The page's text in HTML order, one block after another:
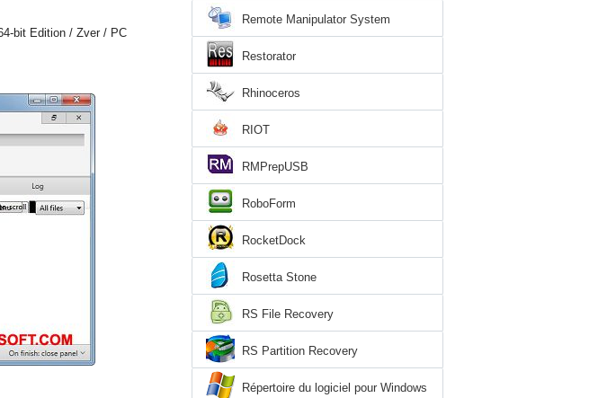
bit Edition / Zver / PC
Remote Manipulator System
Restorator
Rhinoceros
RIOT
RMPrepUSB
RoboForm
RocketDock
Rosetta Stone
RS File Recovery
RS Partition Recovery
Répertoire du logiciel pour Windows